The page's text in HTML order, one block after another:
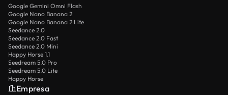
Google Gemini Omni Flash
Google Nano Banana 2
Google Nano Banana 2 Lite
Seedance 2.0
Seedance 2.0 Fast
Seedance 2.0 Mini
Happy Horse 1.1
Seedream 5.0 Pro
Seedream 5.0 Lite
Happy Horse
Empresa